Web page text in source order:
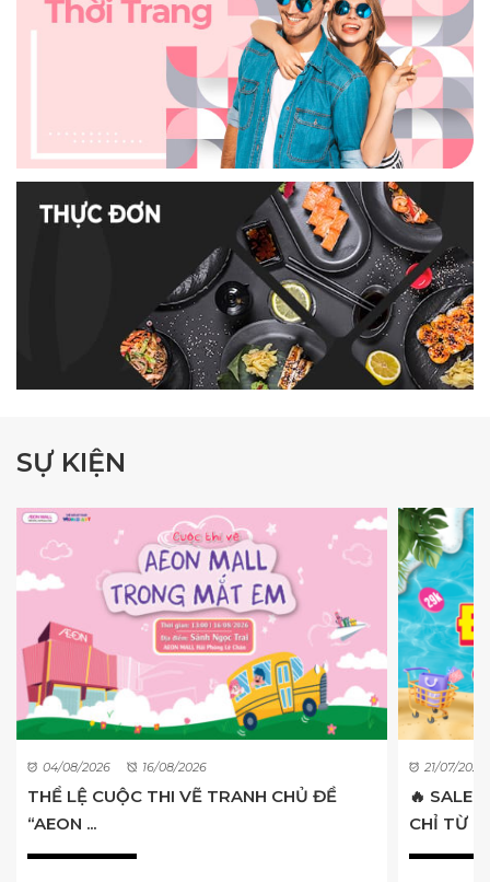
SỰ KIỆN
04/08/2026 16/08/2026
THỂ LỆ CUỘC THI VẼ TRANH CHỦ ĐỀ
“AEON ...
21/07/2026
🔥 SALE
CHỈ TỪ ...